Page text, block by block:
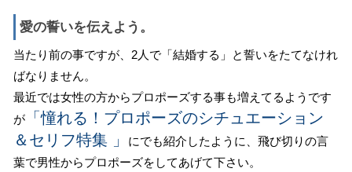
愛の誓いを伝えよう。
当たり前の事ですが、2人で「結婚する」と誓いをたてなけれ
ばなりません。
最近では女性の方からプロポーズする事も増えてるようです
が「憧れる！プロポーズのシチュエーション
＆セリフ特集 」
にでも紹介したように、飛び切りの言
葉で男性からプロポーズをしてあげて下さい。